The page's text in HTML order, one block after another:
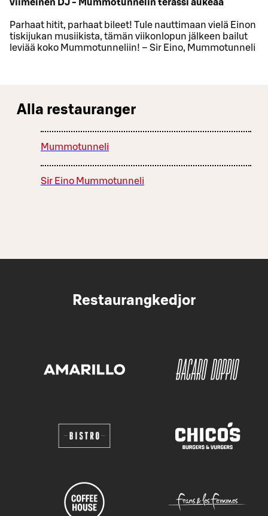
viimeinen DJ - Mummotunnelin terassi aukeaa
Parhaat hitit, parhaat bileet! Tule nauttimaan vielä Einon
tiskijukan musiikista, tämän viikonlopun jälkeen bailut
leviää koko Mummotunneliin! – Sir Eino, Mummotunneli
Alla restauranger
Mummotunneli
Sir Eino Mummotunneli
Restaurangkedjor